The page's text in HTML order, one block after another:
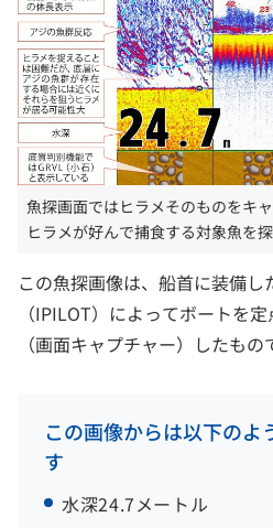
魚探画面ではヒラメそのものをキ
ヒラメが好んで捕食する対象魚を
この魚探画像は、船首に装備し
（IPILOT）によってボートを
（画面キャプチャー）したもの
この画像からは以下のよ
す
水深24.7メートル